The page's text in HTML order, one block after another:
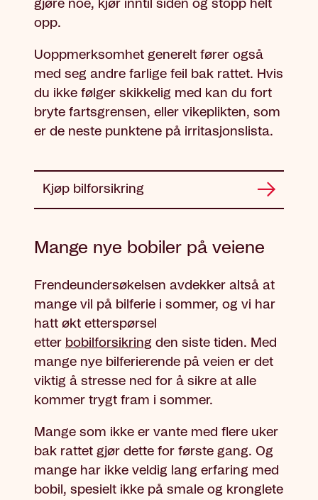
gjøre noe, kjør inntil siden og stopp helt
opp.
Uoppmerksomhet generelt fører også
med seg andre farlige feil bak rattet. Hvis
du ikke følger skikkelig med kan du fort
bryte fartsgrensen, eller vikeplikten, som
er de neste punktene på irritasjonslista.
Kjøp bilforsikring
Mange nye bobiler på veiene
Frendeundersøkelsen avdekker altså at
mange vil på bilferie i sommer, og vi har
hatt økt etterspørsel
etter bobilforsikring den siste tiden. Med
mange nye bilferierende på veien er det
viktig å stresse ned for å sikre at alle
kommer trygt fram i sommer.
Mange som ikke er vante med flere uker
bak rattet gjør dette for første gang. Og
mange har ikke veldig lang erfaring med
bobil, spesielt ikke på smale og kronglete